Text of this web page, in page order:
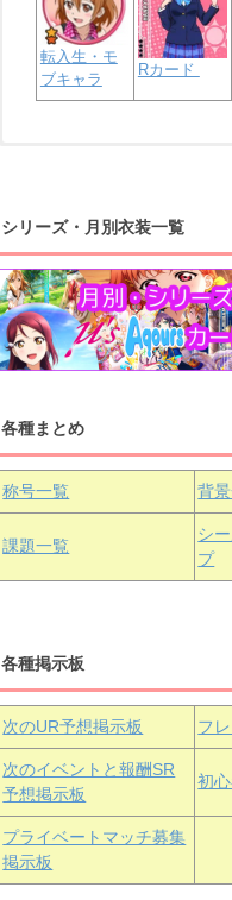
転入生・モ
ブキャラ
Rカード
桜内梨子 高海千歌
浦の星女学院1
津島善子 黒澤ルビィ
浦の星女学院3年
黒澤ダイヤ
上原歩夢 宮下愛
虹ヶ咲学園1年
中須かすみ 天王寺璃奈
近江彼方
シリーズ・月別衣装一覧
各種まとめ
称号一覧 背
課題一覧
シ
プ
各種掲示板
次のUR予想掲示板 フ
次のイベントと報酬SR
予想掲示板
初
プライベートマッチ募集
掲示板